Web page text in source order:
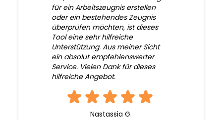
für ein Arbeitszeugnis erstellen
oder ein bestehendes Zeugnis
überprüfen möchten, ist dieses
Tool eine sehr hilfreiche
Unterstützung. Aus meiner Sicht
ein absolut empfehlenswerter
Service. Vielen Dank für dieses
hilfreiche Angebot.
Nastassia G.